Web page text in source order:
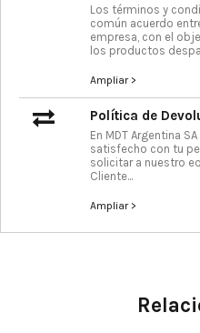
Los términos y
común acuerdo
empresa, con el
los productos
Ampliar >
Política de
En MDT Argentina
satisfecho con tu
solicitar a nuestro
Cliente...
Ampliar >